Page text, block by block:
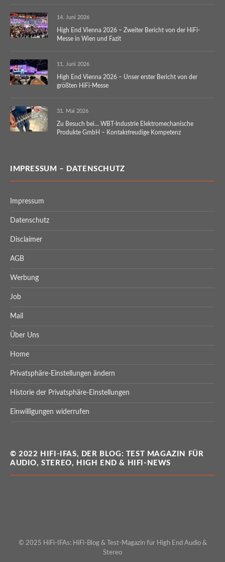
14. Juni 2026
High End Vienna 2026 – Zweiter Bericht von der HiFi-
Messe in Wien und Fazit
11. Juni 2026
High End Vienna 2026 – Unser erster Bericht von der
größten HiFi-Messe
31. Mai 2026
Zu Besuch bei… WBT-Industrie Elektromechanische
Produkte GmbH – Kontaktfreudige Kompetenz
IMPRESSUM – DATENSCHUTZ
Impressum
Datenschutz
Disclaimer
AGB
Werbung
Job
Mail
Über Uns
Home
Privatsphäre-Einstellungen ändern
Historie der Privatsphäre-Einstellungen
Einwilligungen widerrufen
© 2022 HIFI-IFAS, DER BLOG: TEST MAGAZIN FÜR
AUDIO, STEREO, HIGH END & HIFI-NEWS
© 2025 HiFi-IFAs: HiFi-Blog & Test-Magazin für High End Audio &
Stereo